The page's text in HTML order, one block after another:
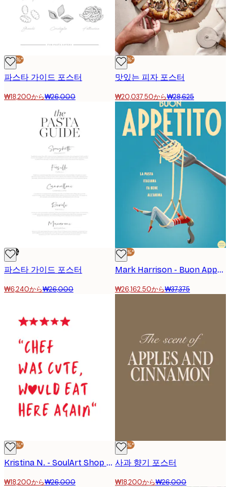
-30%*
파스타 가이드 포스터
₩18,200から₩26,000
-30%*
맛있는 피자 포스터
₩20,037.50から₩28,625
-76%
파스타 가이드 포스터
₩6,240から₩26,000
-30%*
Mark Harrison - Buon Appetito Swing 포스터
₩26,162.50から₩37,375
-30%*
Kristina N. - SoulArt Shop - 러브드 더 큐트 셰프 포스터
₩18,200から₩26,000
-30%*
사과 향기 포스터
₩18,200から₩26,000